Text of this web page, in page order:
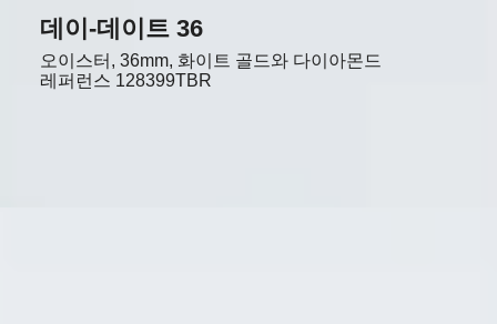
데이-데이트 36
오이스터, 36mm, 화이트 골드와 다이아몬드
레퍼런스 128399TBR